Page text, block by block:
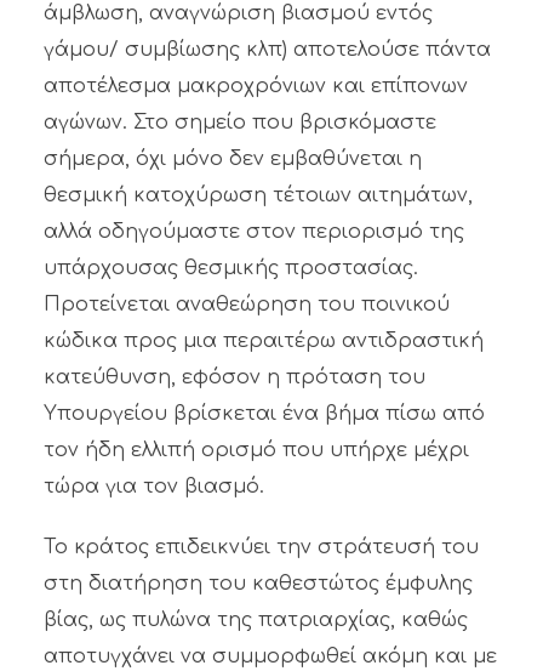
άμβλωση, αναγνώριση βιασμού εντός
γάμου/ συμβίωσης κλπ) αποτελούσε πάντα
αποτέλεσμα μακροχρόνιων και επίπονων
αγώνων. Στο σημείο που βρισκόμαστε
σήμερα, όχι μόνο δεν εμβαθύνεται η
θεσμική κατοχύρωση τέτοιων αιτημάτων,
αλλά οδηγούμαστε στον περιορισμό της
υπάρχουσας θεσμικής προστασίας.
Προτείνεται αναθεώρηση του ποινικού
κώδικα προς μια περαιτέρω αντιδραστική
κατεύθυνση, εφόσον η πρόταση του
Υπουργείου βρίσκεται ένα βήμα πίσω από
τον ήδη ελλιπή ορισμό που υπήρχε μέχρι
τώρα για τον βιασμό.
Το κράτος επιδεικνύει την στράτευσή του
στη διατήρηση του καθεστώτος έμφυλης
βίας, ως πυλώνα της πατριαρχίας, καθώς
αποτυγχάνει να συμμορφωθεί ακόμη και με